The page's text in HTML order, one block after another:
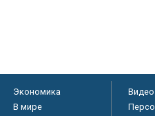
Экономика
В мире
Видео